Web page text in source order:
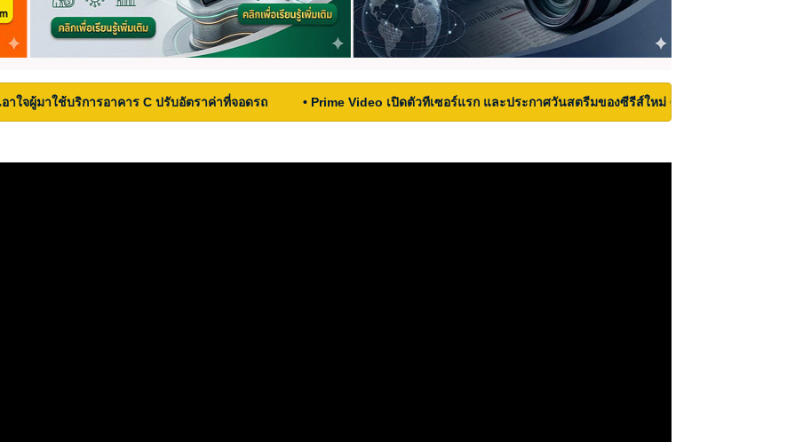
าใจผู้มาใช้บริการอาคาร C ปรับอัตราค่าที่จอดรถ • Prime Video เปิดตัวทีเซอร์แรก และประกาศวันสตรีมของซีรีส์ใหม่ Carrie บนเวที San